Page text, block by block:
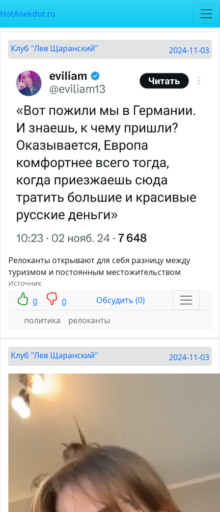
HotAnekdot.ru
Клуб "Лев Щаранский" 2024-11-03
Релоканты открывают для себя разницу между
туризмом и постоянным местожительством
Источник
0 0
Обсудить (0)
политика
релоканты
Клуб "Лев Щаранский" 2024-11-03